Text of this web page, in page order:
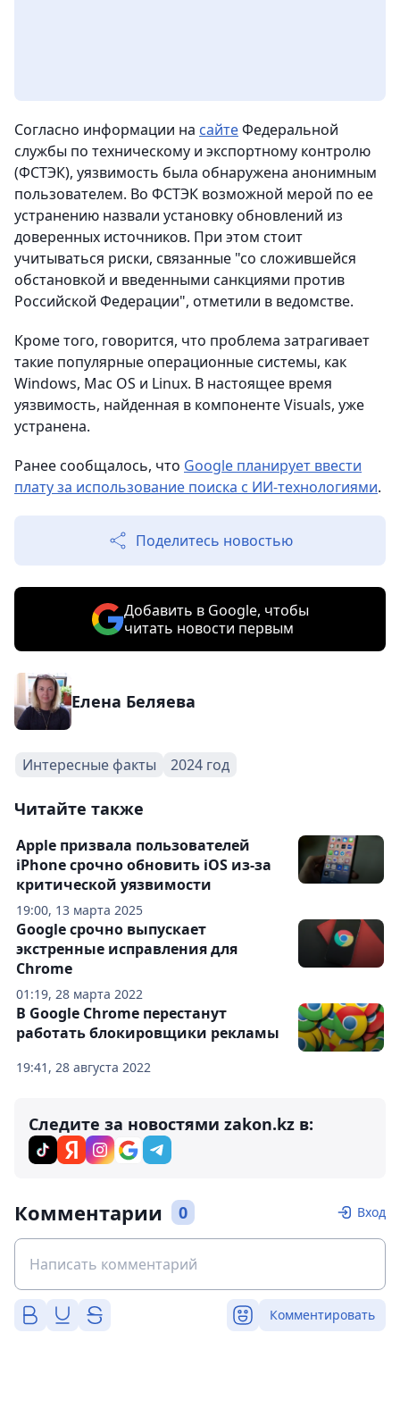
Согласно информации на сайтеФедеральной
службы по техническому и экспортному контролю
(ФСТЭК), уязвимость была обнаружена анонимным
пользователем. Во ФСТЭК возможной мерой по ее
устранению назвали установку обновлений из
доверенных источников. При этом стоит
учитываться риски, связанные "со сложившейся
обстановкой и введенными санкциями против
Российской Федерации", отметили в ведомстве.
Кроме того, говорится, что проблема затрагивает
такие популярные операционные системы, как
Windows, Mac OS и Linux. В настоящее время
уязвимость, найденная в компоненте Visuals, уже
устранена.
Ранее сообщалось, что Google планирует ввести
плату за использование поиска с ИИ-технологиями.
Поделитесь новостью
Добавить в Google, чтобы
читать новости первым
Елена Беляева
Интересные факты 2024 год
Читайте также
19:00, 13 марта 2025
Apple призвала пользователей
iPhone срочно обновить iOS из-за
критической уязвимости
01:19, 28 марта 2022
Google срочно выпускает
экстренные исправления для
Chrome
19:41, 28 августа 2022
В Google Chrome перестанут
работать блокировщики рекламы
Следите за новостями zakon.kz в:
Комментарии 0 Вход
Комментировать